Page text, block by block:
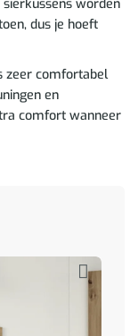
worden
dus je hoeft
zeer comfortabel
en
comfort wanneer